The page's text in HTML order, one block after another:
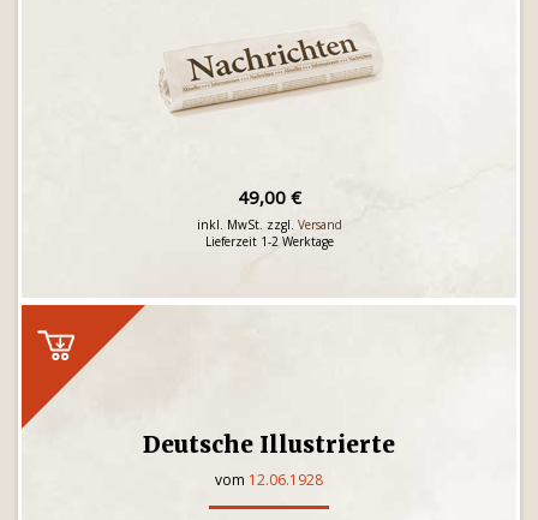
49,00 €
inkl. MwSt. zzgl. Versand
Lieferzeit 1-2 Werktage
Deutsche Illustrierte
vom 12.06.1928